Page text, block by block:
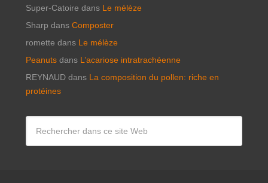
Super-Catoire dans Le mélèze
Sharp dans Composter
romette dans Le mélèze
Peanutsdans L’acariose intratrachéenne
REYNAUDdans La composition du pollen: riche en
protéines